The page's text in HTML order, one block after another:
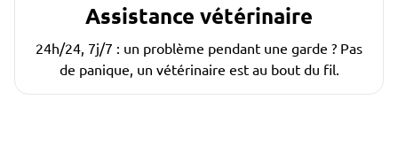
Assistance vétérinaire
24h/24, 7j/7 : un problème pendant une garde ? Pas
de panique, un vétérinaire est au bout du fil.